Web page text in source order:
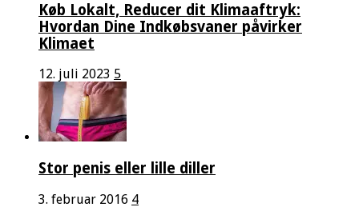
Køb Lokalt, Reducer dit Klimaaftryk:
Hvordan Dine Indkøbsvaner påvirker
Klimaet
12. juli 2023 5
Stor penis eller lille diller
3. februar 2016 4